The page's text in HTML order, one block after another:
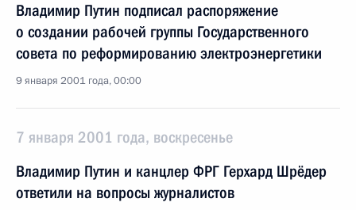
Владимир Путин подписал распоряжение
о создании рабочей группы Государственного
совета по реформированию электроэнергетики
9 января 2001 года, 00:00
7 января 2001 года, воскресенье
Владимир Путин и канцлер ФРГ Герхард Шрёдер
ответили на вопросы журналистов